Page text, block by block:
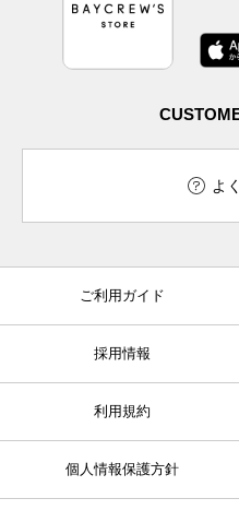
よ
ご利用ガイド
採用情報
利用規約
個人情報保護方針